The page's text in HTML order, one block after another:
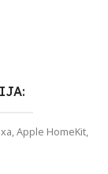
,Apple HomeKit,